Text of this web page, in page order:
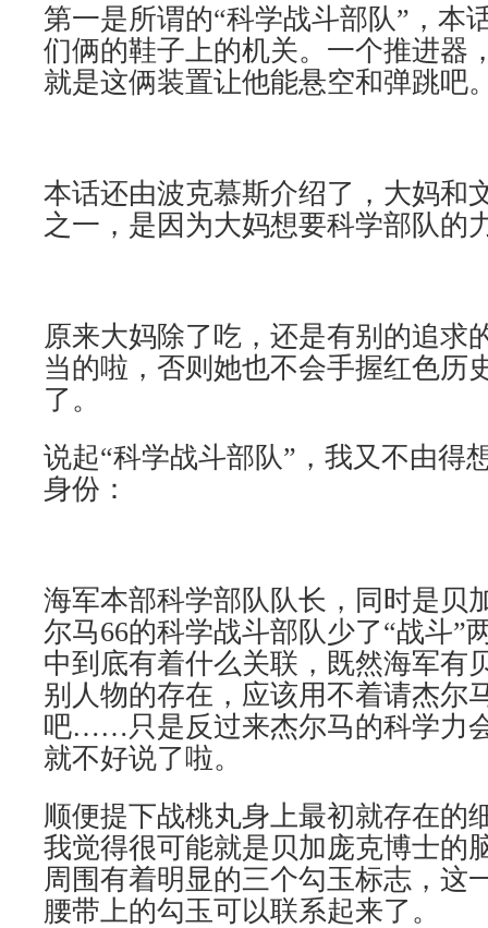
第一是所谓的“科学战斗部队”，本
们俩的鞋子上的机关。一个推进器
就是这俩装置让他能悬空和弹跳吧
本话还由波克慕斯介绍了，大妈和
之一，是因为大妈想要科学部队的
原来大妈除了吃，还是有别的追求
当的啦，否则她也不会手握红色历
了。
说起“科学战斗部队”，我又不由得
身份：
海军本部科学部队队长，同时是贝
尔马66的科学战斗部队少了“战斗”
中到底有着什么关联，既然海军有
别人物的存在，应该用不着请杰尔
吧……只是反过来杰尔马的科学力
就不好说了啦。
顺便提下战桃丸身上最初就存在的
我觉得很可能就是贝加庞克博士的
周围有着明显的三个勾玉标志，这
腰带上的勾玉可以联系起来了。